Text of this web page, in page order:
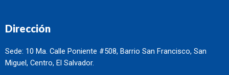
Dirección
Sede: 10 Ma. Calle Poniente #508, Barrio San Francisco, San
Miguel, Centro, El Salvador.